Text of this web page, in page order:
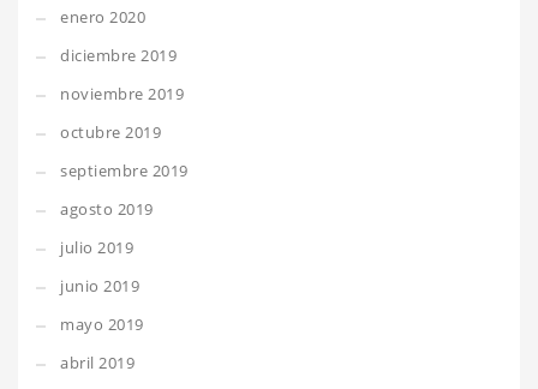
enero 2020
diciembre 2019
noviembre 2019
octubre 2019
septiembre 2019
agosto 2019
julio 2019
junio 2019
mayo 2019
abril 2019